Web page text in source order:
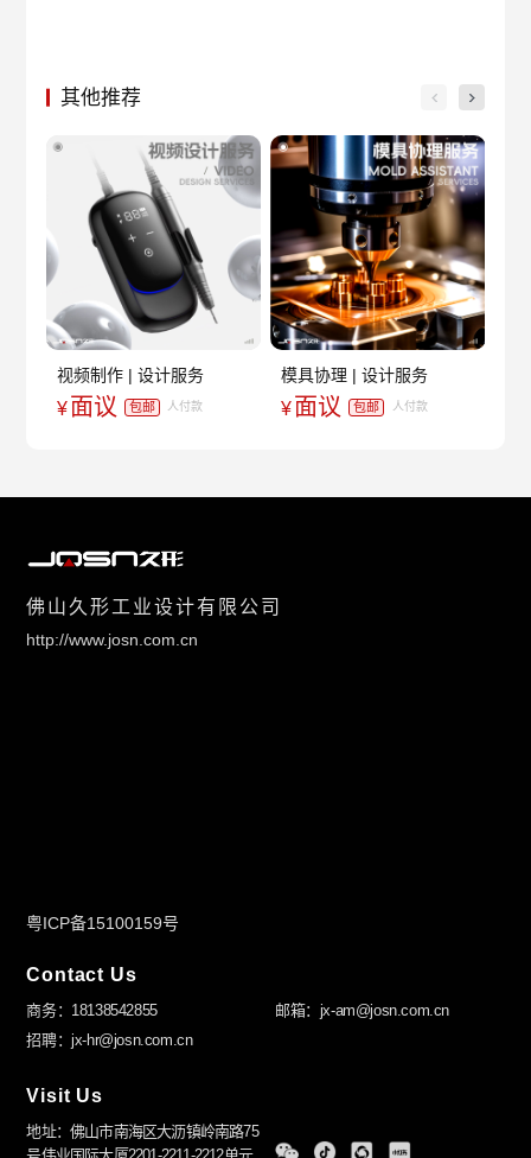
其他推荐
视频制作 | 设计服务
¥ 面议 包邮 人付款
模具协理 | 设计服务
¥ 面议 包邮 人付款
佛山久形工业设计有限公司
http://www.josn.com.cn
粤ICP备15100159号
Contact Us
商务：18138542855
邮箱：jx-am@josn.com.cn
招聘：jx-hr@josn.com.cn
Visit Us
地址：佛山市南海区大沥镇岭南路75